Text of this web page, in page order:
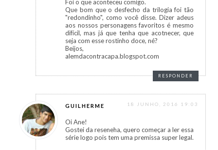
Foi o que aconteceu comigo.
Que bom que o desfecho da trilogia foi tão
"redondinho", como você disse. Dizer adeus
aos nossos personagens favoritos é mesmo
difícil, mas já que tenha que acotnecer, que
seja com esse rostinho doce, né?
Beijos,
alemdacontracapa.blogspot.com
RESPONDER
GUILHERME 18 JUNHO, 2016 19:03
Oi Ane!
Gostei da reseneha, quero começar a ler essa
série logo pois tem uma premissa super legal.